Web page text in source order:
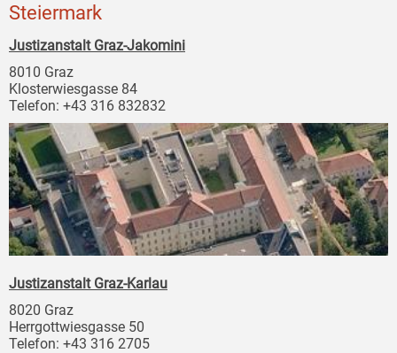
Steiermark
Justizanstalt Graz-Jakomini
8010 Graz
Klosterwiesgasse 84
Telefon: +43 316 832832
Justizanstalt Graz-Karlau
8020 Graz
Herrgottwiesgasse 50
Telefon: +43 316 2705